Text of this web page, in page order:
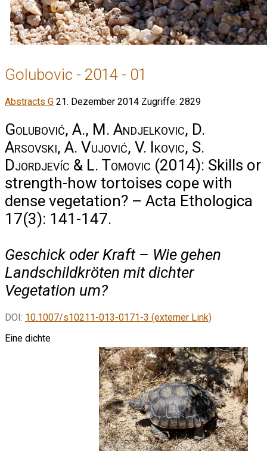
Golubovic - 2014 - 01
Abstracts G 21. Dezember 2014 Zugriffe: 2829
Golubović, A., M. Andjelkovic, D.
Arsovski, A. Vujović, V. Ikovic, S.
Djordjevíc & L. Tomovic (2014): Skills or
strength-how tortoises cope with
dense vegetation? – Acta Ethologica
17(3): 141-147.
Geschick oder Kraft – Wie gehen
Landschildkröten mit dichter
Vegetation um?
DOI: 10.1007/s10211-013-0171-3 (externer Link)
Eine dichte